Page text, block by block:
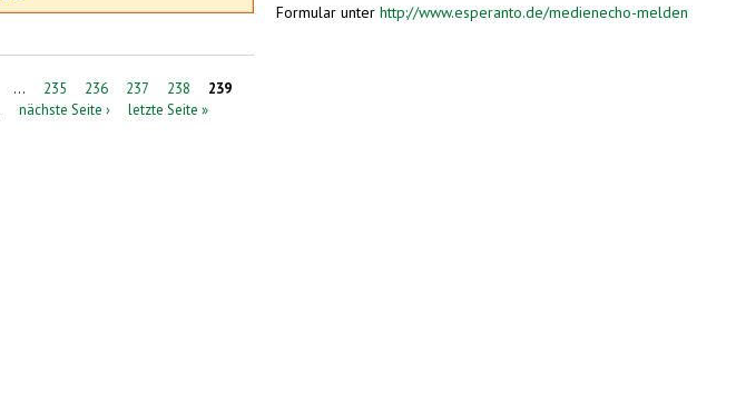
… 235 236 237 238
239
nächste Seite › letzte Seite »
Formular unter http://www.esperanto.de/medienecho-melden